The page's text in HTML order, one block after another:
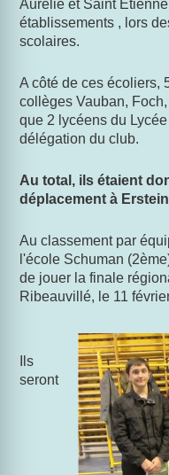
Aurélie et Saint
établissements , lors
scolaires.
A côté de ces écoliers,
collèges Vauban,
que 2 lycéens du
délégation du club.
Au total, ils étaient
déplacement à
Au classement par
l'école Schuman
de jouer la finale
Ribeauvillé, le 11
Ils
seront